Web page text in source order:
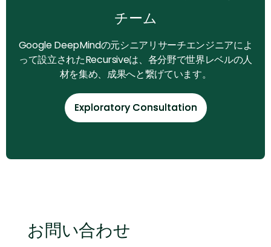
チーム
Google DeepMindの元シニアリサーチエンジニアによ
って設立されたRecursiveは、各分野で世界レベルの人
材を集め、成果へと繋げています。
Exploratory Consultation
Exploratory Consultation
お問い合わせ